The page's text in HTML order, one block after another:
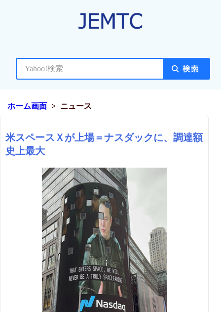
ホーム画面 ニュース
米スペースＸが上場＝ナスダックに、調達額
史上最大